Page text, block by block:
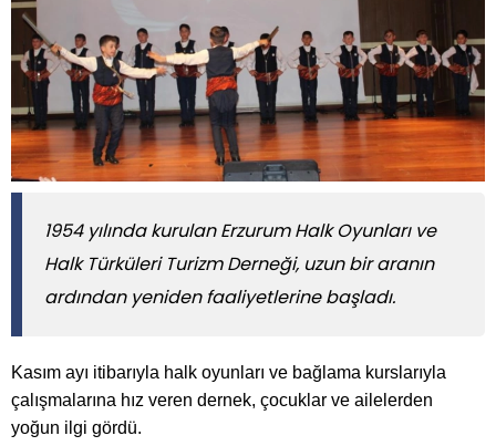
1954 yılında kurulan Erzurum Halk Oyunları ve
Halk Türküleri Turizm Derneği, uzun bir aranın
ardından yeniden faaliyetlerine başladı.
Kasım ayı itibarıyla halk oyunları ve bağlama kurslarıyla
çalışmalarına hız veren dernek, çocuklar ve ailelerden
yoğun ilgi gördü.